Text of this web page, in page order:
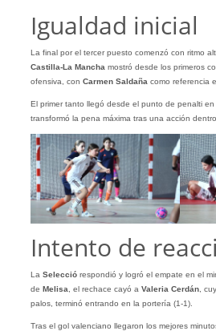
Igualdad inicial
La final por el tercer puesto comenzó con ritmo
Castilla-La Mancha mostró desde los primeros
ofensiva, con Carmen Saldaña como referencia
El primer tanto llegó desde el punto de penalti en
transformó la pena máxima tras una acción
Intento de
La Selecciórespondió y logró el empate en el
de Melisa, el rechace cayó aValeria Cerdán,
palos, terminó entrando en la portería (1-1).
Tras el gol valenciano llegaron los mejores